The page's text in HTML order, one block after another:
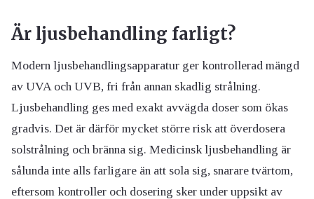
Är ljusbehandling farligt?
Modern ljusbehandlingsapparatur ger kontrollerad mängd
av UVA och UVB, fri från annan skadlig strålning.
Ljusbehandling ges med exakt avvägda doser som ökas
gradvis. Det är därför mycket större risk att överdosera
solstrålning och bränna sig. Medicinsk ljusbehandling är
sålunda inte alls farligare än att sola sig, snarare tvärtom,
eftersom kontroller och dosering sker under uppsikt av